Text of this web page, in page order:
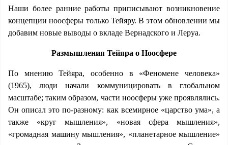
Наши более ранние работы приписывают возникновение
концепции ноосферы только Тейяру. В этом обновлении мы
добавим новые выводы о вкладе Вернадского и Леруа.
Размышления Тейяра о Ноосфере
По мнению Тейяра, особенно в «Феномене человека»
(1965), люди начали коммуницировать в глобальном
масштабе; таким образом, части ноосферы уже проявлялись.
Он описал это по-разному: как всемирное «царство ума», а
также «круг мышления», «новая сфера мышления»,
«громадная машину мышления», «планетарное мышление»